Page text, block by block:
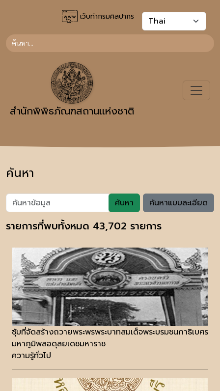
เว็บท่ากรมศิลปากร
สำนักพิพิธภัณฑสถานเเห่งชาติ
ค้นหา
ค้นหา ค้นหาแบบละเอียด
รายการที่พบทั้งหมด 43,702 รายการ
ซุ้มที่จัดสร้างถวายพระพรพระบาทสมเด็จพระบรมชนกาธิเบศร
มหาภูมิพลอดุลยเดชมหาราช
ความรู้ทั่วไป